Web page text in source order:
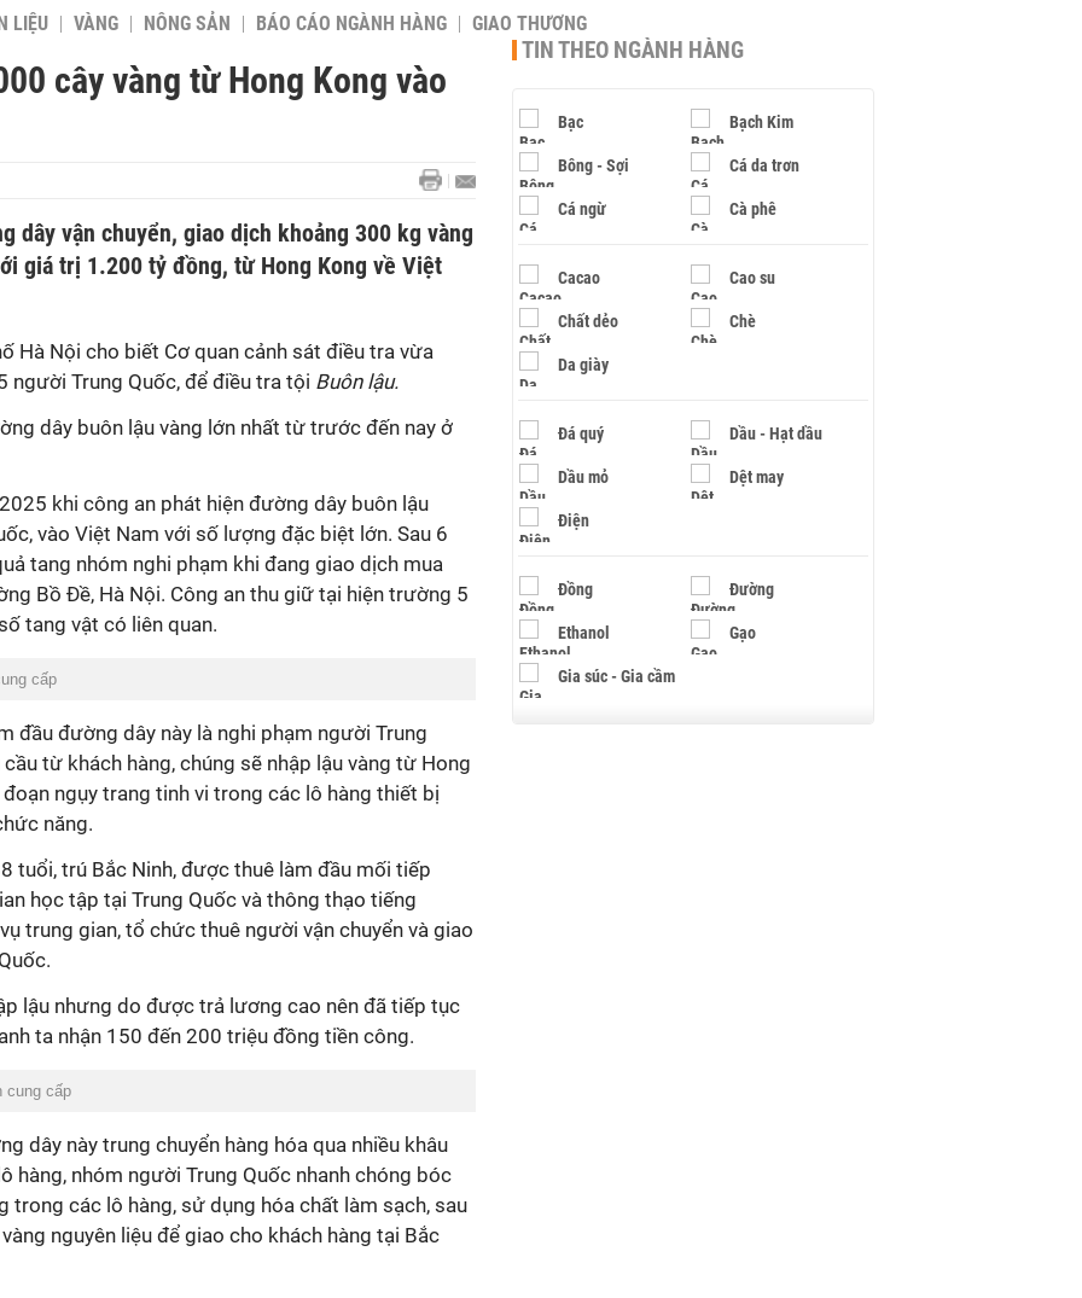
LIỆU VÀNG NÔNG SẢN BÁO CÁO NGÀNH HÀNG GIAO THƯƠNG
cây vàng từ Hong Kong vào
dây vận chuyển, giao dịch khoảng 300 kg vàng
giá trị 1.200 tỷ đồng, từ Hong Kong về Việt
Hà Nội cho biết Cơ quan cảnh sát điều tra vừa
người Trung Quốc, để điều tra tội Buôn lậu.
dây buôn lậu vàng lớn nhất từ trước đến nay ở
khi công an phát hiện đường dây buôn lậu
vào Việt Nam với số lượng đặc biệt lớn. Sau 6
tang nhóm nghi phạm khi đang giao dịch mua
Bồ Đề, Hà Nội. Công an thu giữ tại hiện trường 5
tang vật có liên quan.
cấp
đầu đường dây này là nghi phạm người Trung
từ khách hàng, chúng sẽ nhập lậu vàng từ Hong
ngụy trang tinh vi trong các lô hàng thiết bị
năng.
tuổi, trú Bắc Ninh, được thuê làm đầu mối tiếp
học tập tại Trung Quốc và thông thạo tiếng
trung gian, tổ chức thuê người vận chuyển và giao
lậu nhưng do được trả lương cao nên đã tiếp tục
ta nhận 150 đến 200 triệu đồng tiền công.
cung cấp
dây này trung chuyển hàng hóa qua nhiều khâu
hàng, nhóm người Trung Quốc nhanh chóng bóc
trong các lô hàng, sử dụng hóa chất làm sạch, sau
nguyên liệu để giao cho khách hàng tại Bắc
TIN THEO NGÀNH HÀNG
Bạc Bạch Kim
Bông - Sợi Cá da trơn
Cá ngừ Cà phê
Cacao Cao su
Chất dẻo Chè
Da giày
Đá quý Dầu - Hạt dầu
Dầu mỏ Dệt may
Điện
Đồng Đường
Ethanol Gạo
Gia súc - Gia cầm